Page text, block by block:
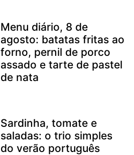
Menu diário, 8 de
agosto: batatas fritas ao
forno, pernil de porco
assado e tarte de pastel
de nata
Sardinha, tomate e
saladas: o trio simples
do verão português